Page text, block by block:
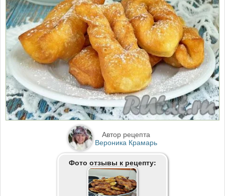
Автор рецепта
Вероника Крамарь
Фото отзывы к рецепту: